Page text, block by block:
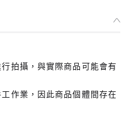
拍攝，與實際商品可能會有
作業，因此商品個體間存在